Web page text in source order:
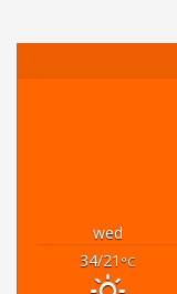
wed
34/21 °C